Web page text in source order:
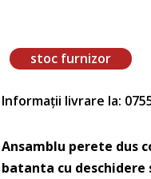
stoc furnizor
Informații livrare la:
Ansamblu perete dus
batanta cu